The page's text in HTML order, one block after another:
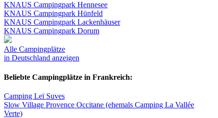
KNAUS Campingpark Hennesee
KNAUS Campingpark Hünfeld
KNAUS Campingpark Lackenhäuser
KNAUS Campingpark Dorum
Alle Campingplätze
in Deutschland anzeigen
Beliebte Campingplätze in Frankreich:
Camping Leï Suves
Slow Village Provence Occitane (ehemals Camping La Vallée
Verte)